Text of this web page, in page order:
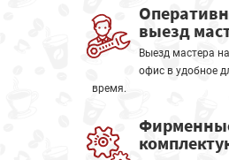
выезд
Выезд мастера
офис в удобное
время.